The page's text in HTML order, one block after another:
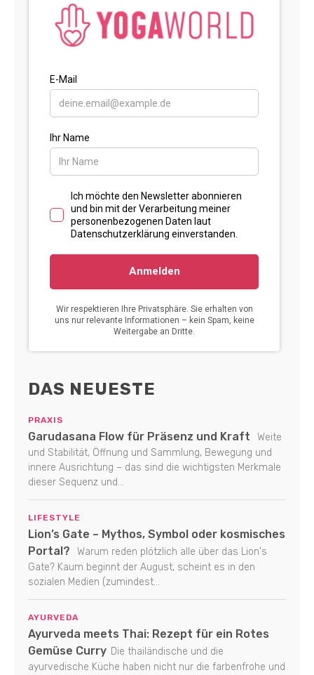
DAS NEUESTE
PRAXIS
Garudasana Flow für Präsenz und Kraft
Weite
und Stabilität, Öffnung und Sammlung, Bewegung und
innere Ausrichtung – das sind die wichtigsten Merkmale
dieser Sequenz und...
LIFESTYLE
Lion’s Gate – Mythos, Symbol oder kosmisches
Portal?
Warum reden plötzlich alle über das Lion's
Gate? Kaum beginnt der August, scheint es in den
sozialen Medien (zumindest...
AYURVEDA
Ayurveda meets Thai: Rezept für ein Rotes
Gemüse Curry Die thailändische und die
ayurvedische Küche haben nicht nur die farbenfrohe und